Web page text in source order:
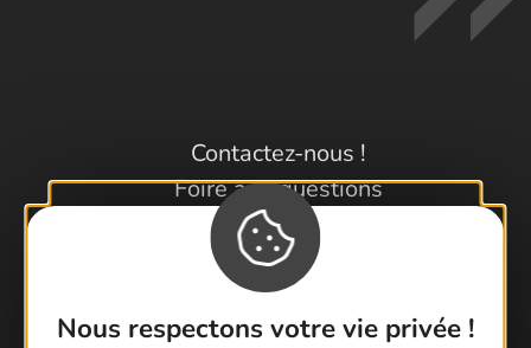
Nous respectons votre vie privée !
Contactez-nous !
Foire aux questions
Brochures
Cartoguides et Topoguides
Latitude Gard